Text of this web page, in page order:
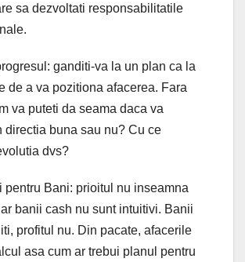
sa dezvoltati responsabilitatile
ganditi-va la un plan ca la
de a va pozitiona afacerea. Fara
va puteti da seama daca va
directia buna sau nu? Cu ce
dvs?
pentru Bani: prioitul nu inseamna
banii cash nu sunt intuitivi. Banii
profitul nu. Din pacate, afacerile
asa cum ar trebui planul pentru